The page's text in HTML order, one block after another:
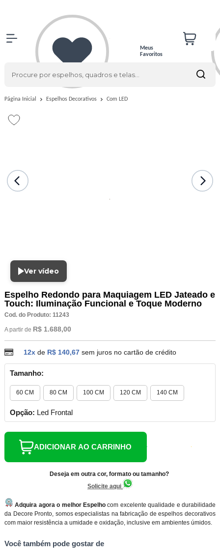
Meus
Favoritos
Página Inicial Espelhos Decorativos Com LED
Ver vídeo
Espelho Redondo para Maquiagem LED Jateado e
Touch: Iluminação Funcional e Toque Moderno
Cod. do Produto: 11243
A partir de R$ 1.688,00
12xde R$ 140,67 sem juros no cartão de crédito
Tamanho:
60 CM 80 CM 100 CM 120 CM 140 CM
Opção: Led Frontal
ADICIONAR AO CARRINHO
Deseja em outra cor, formato ou tamanho?
Solicite aqui
Adquira agora o melhor Espelho com excelente qualidade e durabilidade
da Decore Pronto, somos especialistas na fabricação de espelhos decorativos
com maior resistência a umidade e oxidação, inclusive em ambientes úmidos.
Você também pode gostar de